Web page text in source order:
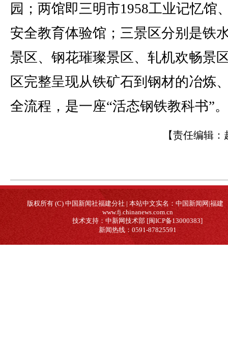
园；两馆即三明市1958工业记忆馆
安全教育体验馆；三景区分别是铁
景区、钢花璀璨景区、轧机欢畅景
区完整呈现从铁矿石到钢材的冶炼
全流程，是一座“活态钢铁教科书”。
【责任编辑：
版权所有 (C) 中国新闻社福建分社 | 本站中文实名：中国新闻网|福建
www.fj.chinanews.com.cn
技术支持：中新网技术部 [闽ICP备13000383]
新闻热线：0591-87825591